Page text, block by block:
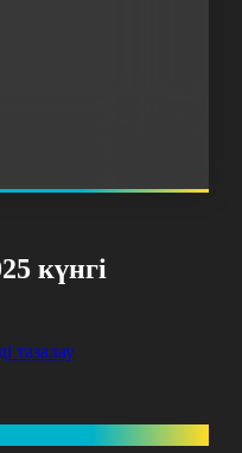
күнгі
тазалау